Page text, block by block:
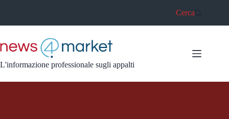
Cerca
L'informazione professionale sugli appalti